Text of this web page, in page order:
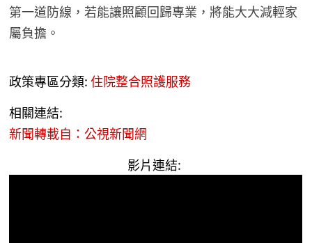
第一道防線，若能讓照顧回歸專業，將能大大減輕家
屬負擔。
政策專區分類:住院整合照護服務
相關連結:
新聞轉載自：公視新聞網
影片連結: